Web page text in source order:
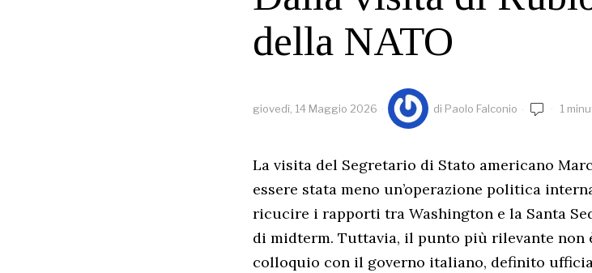
della NATO
giovedì, 14 Maggio 2026 di Paolo Falconio 1
La visita del Segretario di Stato americano
essere stata meno un’operazione politica
ricucire i rapporti tra Washington e la Santa
di midterm. Tuttavia, il punto più rilevante non
colloquio con il governo italiano, definito